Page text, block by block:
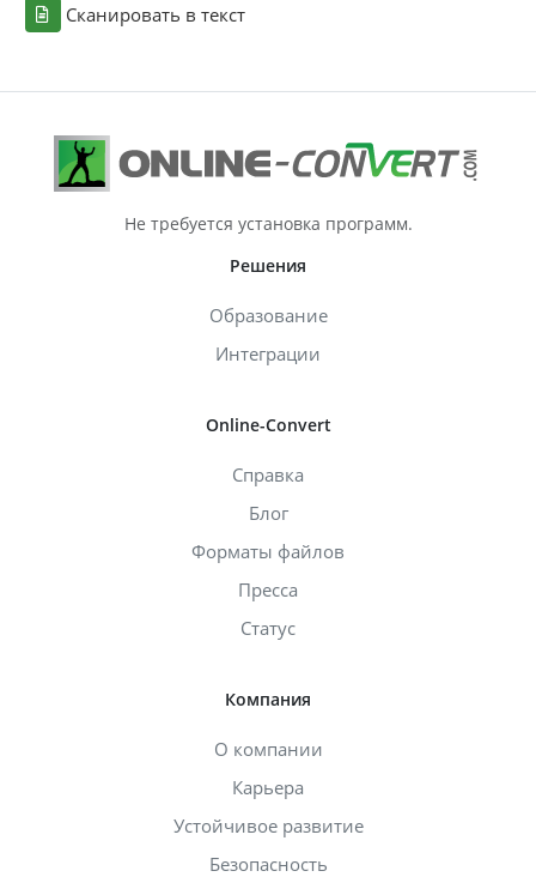
Сканировать в текст
Не требуется установка программ.
Решения
Образование
Интеграции
Online-Convert
Справка
Блог
Форматы файлов
Пресса
Статус
Компания
О компании
Карьера
Устойчивое развитие
Безопасность